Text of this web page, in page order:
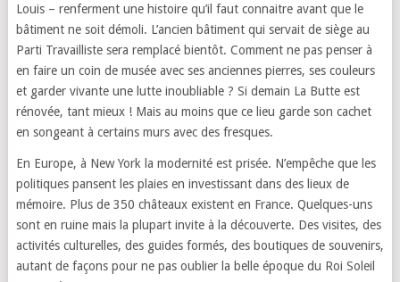
Louis – renferment une histoire qu’il faut connaitre avant que le
bâtiment ne soit démoli. L’ancien bâtiment qui servait de siège au
Parti Travailliste sera remplacé bientôt. Comment ne pas penser à
en faire un coin de musée avec ses anciennes pierres, ses couleurs
et garder vivante une lutte inoubliable ? Si demain La Butte est
rénovée, tant mieux ! Mais au moins que ce lieu garde son cachet
en songeant à certains murs avec des fresques.
En Europe, à New York la modernité est prisée. N’empêche que les
politiques pansent les plaies en investissant dans des lieux de
mémoire. Plus de 350 châteaux existent en France. Quelques-uns
sont en ruine mais la plupart invite à la découverte. Des visites, des
activités culturelles, des guides formés, des boutiques de souvenirs,
autant de façons pour ne pas oublier la belle époque du Roi Soleil